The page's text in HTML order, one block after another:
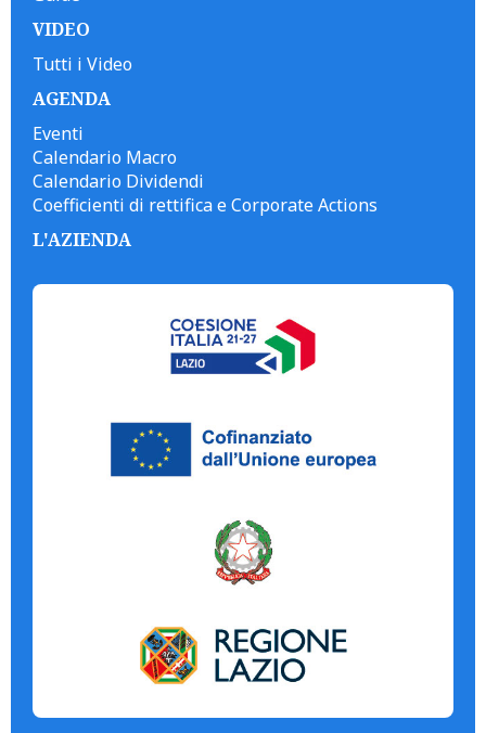
VIDEO
Tutti i Video
AGENDA
Eventi
Calendario Macro
Calendario Dividendi
Coefficienti di rettifica e Corporate Actions
L'AZIENDA